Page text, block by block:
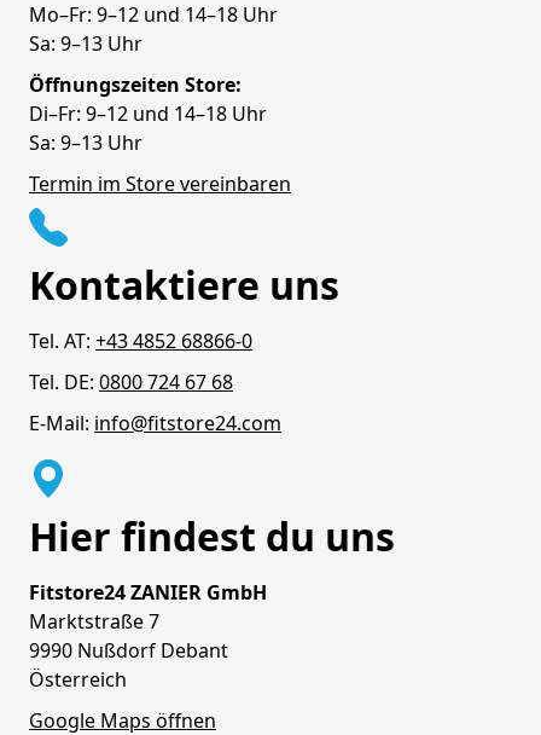
Mo–Fr: 9–12 und 14–18 Uhr
Sa: 9–13 Uhr
Öffnungszeiten Store:
Di–Fr: 9–12 und 14–18 Uhr
Sa: 9–13 Uhr
Termin im Store vereinbaren
Kontaktiere uns
Tel. AT: +43 4852 68866-0
Tel. DE: 0800 724 67 68
E-Mail: info@fitstore24.com
Hier findest du uns
Fitstore24 ZANIER GmbH
Marktstraße 7
9990 Nußdorf Debant
Österreich
Google Maps öffnen